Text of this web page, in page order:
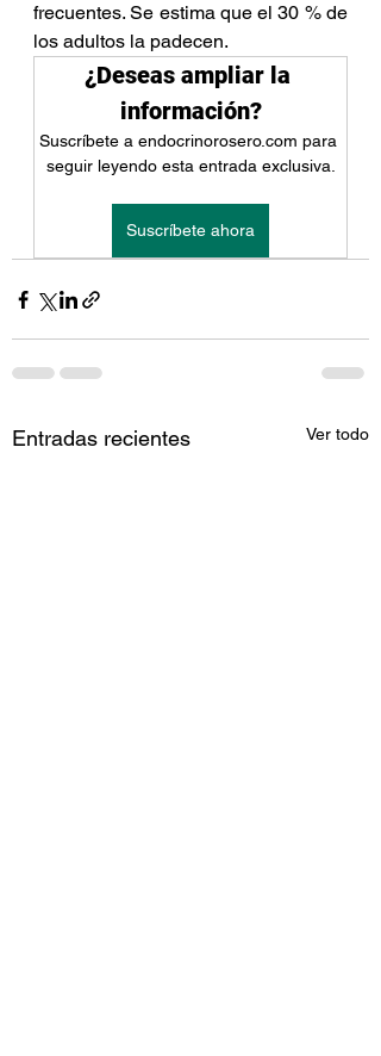
frecuentes. Se estima que el 30 % de
los adultos la padecen.
¿Deseas ampliar la
información?
Suscríbete a endocrinorosero.com para
seguir leyendo esta entrada exclusiva.
Suscríbete ahora
Entradas recientes Ver todo